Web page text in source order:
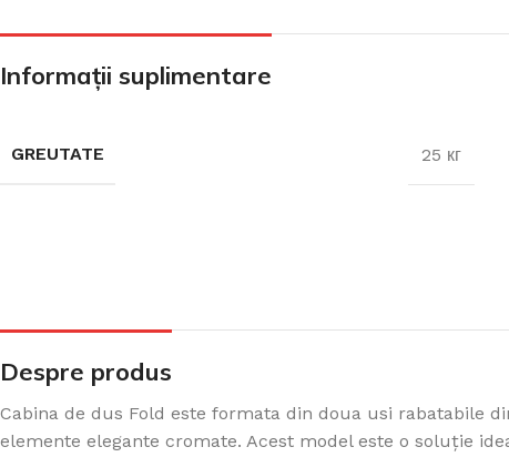
PARAVAN PENTRU CADA
Informații suplimentare
GREUTATE 25 кг
Despre produs
Cabina de dus Fold este formata din doua usi rabatabile
elemente elegante cromate. Acest model este o soluție